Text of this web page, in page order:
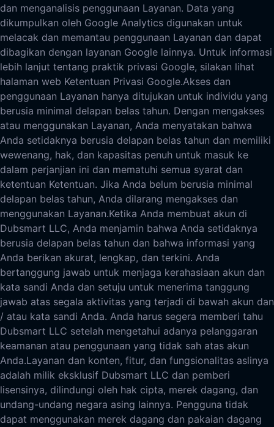
dan menganalisis penggunaan Layanan. Data yang
dikumpulkan oleh Google Analytics digunakan untuk
melacak dan memantau penggunaan Layanan dan dapat
dibagikan dengan layanan Google lainnya. Untuk informasi
lebih lanjut tentang praktik privasi Google, silakan lihat
halaman web Ketentuan Privasi Google.Akses dan
penggunaan Layanan hanya ditujukan untuk individu yang
berusia minimal delapan belas tahun. Dengan mengakses
atau menggunakan Layanan, Anda menyatakan bahwa
Anda setidaknya berusia delapan belas tahun dan memiliki
wewenang, hak, dan kapasitas penuh untuk masuk ke
dalam perjanjian ini dan mematuhi semua syarat dan
ketentuan Ketentuan. Jika Anda belum berusia minimal
delapan belas tahun, Anda dilarang mengakses dan
menggunakan Layanan.Ketika Anda membuat akun di
Dubsmart LLC, Anda menjamin bahwa Anda setidaknya
berusia delapan belas tahun dan bahwa informasi yang
Anda berikan akurat, lengkap, dan terkini. Anda
bertanggung jawab untuk menjaga kerahasiaan akun dan
kata sandi Anda dan setuju untuk menerima tanggung
jawab atas segala aktivitas yang terjadi di bawah akun dan
/ atau kata sandi Anda. Anda harus segera memberi tahu
Dubsmart LLC setelah mengetahui adanya pelanggaran
keamanan atau penggunaan yang tidak sah atas akun
Anda.Layanan dan konten, fitur, dan fungsionalitas aslinya
adalah milik eksklusif Dubsmart LLC dan pemberi
lisensinya, dilindungi oleh hak cipta, merek dagang, dan
undang-undang negara asing lainnya. Pengguna tidak
dapat menggunakan merek dagang dan pakaian dagang